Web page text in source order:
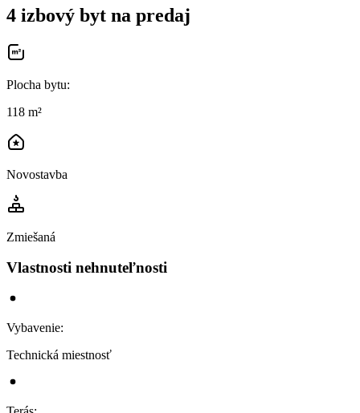
4 izbový byt na predaj
Plocha bytu:
118 m²
Novostavba
Zmiešaná
Vlastnosti nehnuteľnosti
Vybavenie:
Technická miestnosť